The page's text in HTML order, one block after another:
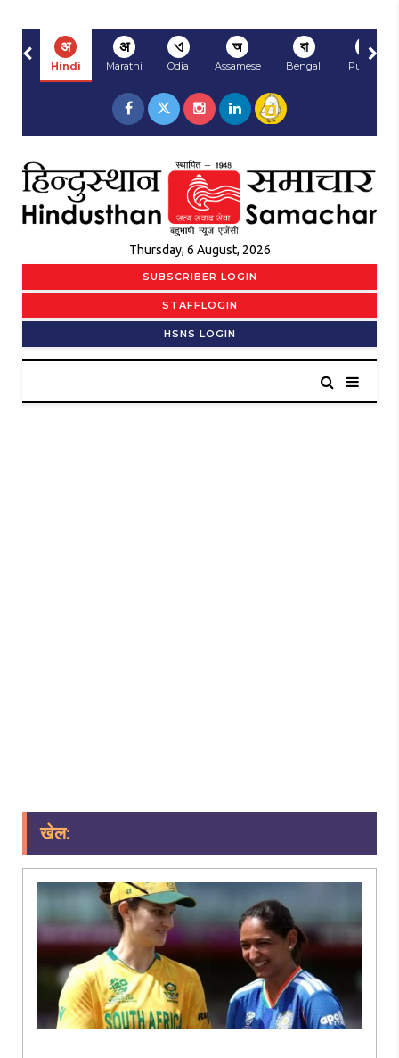
अ
Hindi
अ
Marathi
ଏ
Odia
অ
Assamese
বা
Bengali
ਅ
Punjabi
Thursday, 6 August, 2026
SUBSCRIBER LOGIN
STAFFLOGIN
HSNS LOGIN
खेल: